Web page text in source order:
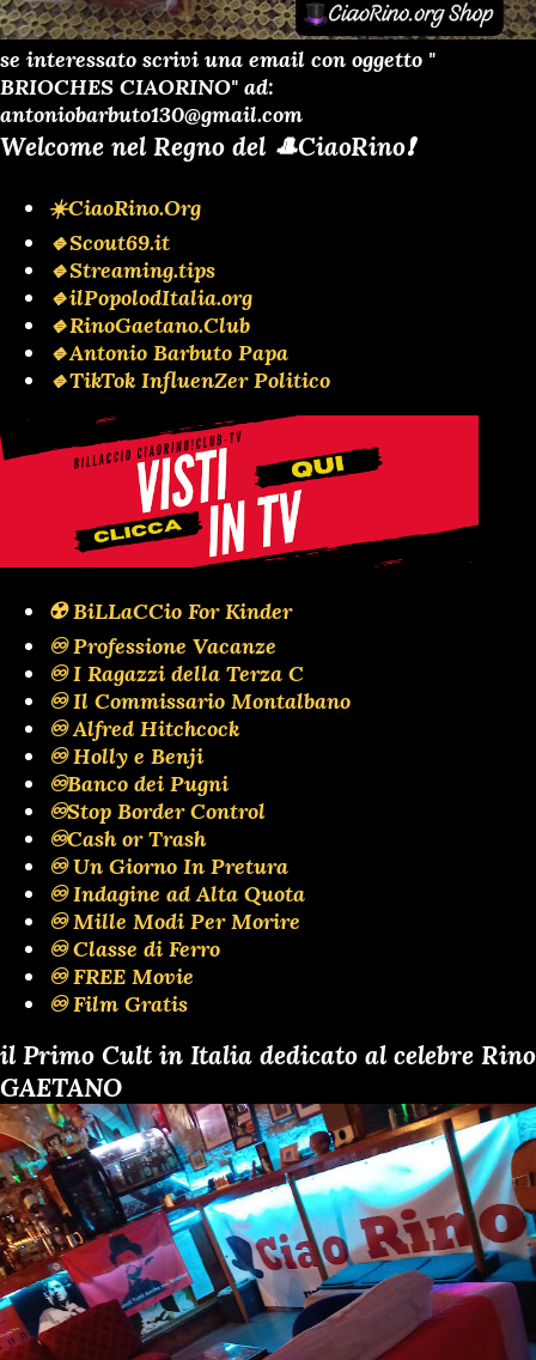
se interessato scrivi una email con oggetto "
BRIOCHES CIAORINO" ad:
antoniobarbuto130@gmail.com
Welcome nel Regno del 🎩CiaoRino❗️
☀️CiaoRino.Org
🔹Scout69.it
🔹Streaming.tips
🔹ilPopolodItalia.org
🔹RinoGaetano.Club
🔹Antonio Barbuto Papa
🔹TikTok InfluenZer Politico
☢️ BiLLaCCio For Kinder
♾️ Professione Vacanze
♾️ I Ragazzi della Terza C
♾️ Il Commissario Montalbano
♾️ Alfred Hitchcock
♾️ Holly e Benji
♾️Banco dei Pugni
♾️Stop Border Control
♾️Cash or Trash
♾️ Un Giorno In Pretura
♾️ Indagine ad Alta Quota
♾️ Mille Modi Per Morire
♾️ Classe di Ferro
♾️ FREE Movie
♾️ Film Gratis
il Primo Cult in Italia dedicato al celebre Rino
GAETANO